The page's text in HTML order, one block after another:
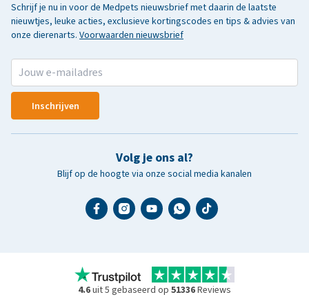
Schrijf je nu in voor de Medpets nieuwsbrief met daarin de laatste
nieuwtjes, leuke acties, exclusieve kortingscodes en tips & advies van
onze dierenarts. Voorwaarden nieuwsbrief
Inschrijven
Volg je ons al?
Blijf op de hoogte via onze social media kanalen
4.6uit 5 gebaseerd op 51336Reviews